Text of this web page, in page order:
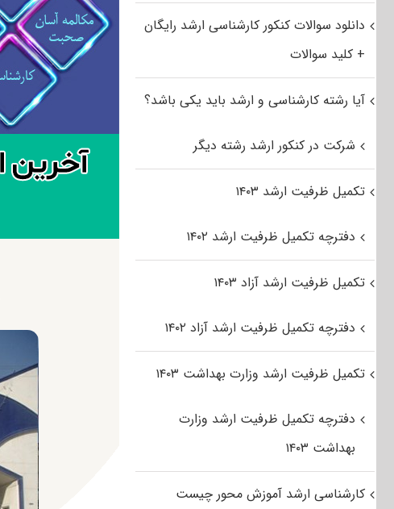
دانلود سوالات کنکور کارشناسی ارشد رایگان
+ کلید سوالات
آیا رشته کارشناسی و ارشد باید یکی باشد؟
شرکت در کنکور ارشد رشته دیگر
تکمیل ظرفیت ارشد ۱۴۰۳
دفترچه تکمیل ظرفیت ارشد ۱۴۰۲
تکمیل ظرفیت ارشد آزاد ۱۴۰۳
دفترچه تکمیل ظرفیت ارشد آزاد ۱۴۰۲
تکمیل ظرفیت ارشد وزارت بهداشت ۱۴۰۳
دفترچه تکمیل ظرفیت ارشد وزارت
بهداشت ۱۴۰۳
کارشناسی ارشد آموزش محور چیست